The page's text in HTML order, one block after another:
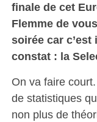
finale de cet
Flemme de
soirée car c’est
constat : la
On va faire
de statistiques
non plus de